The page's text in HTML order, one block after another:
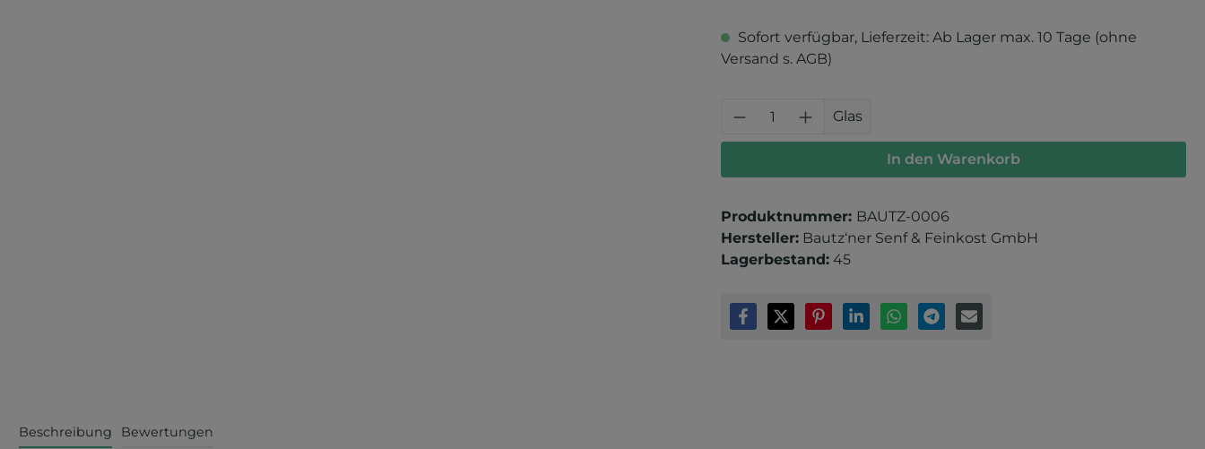
Sofort verfügbar, Lieferzeit: Ab Lager max. 10 Tage (ohne
Versand s. AGB)
Produkt Anzahl: Gib den gewünschten
Glas
In den Warenkorb
Produktnummer: BAUTZ-0006
Hersteller: Bautz‘ner Senf & Feinkost GmbH
Lagerbestand: 45
Beschreibung Bewertungen